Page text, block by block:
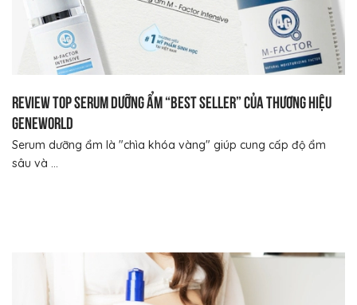
Review top serum dưỡng ẩm “best seller” của thương hiệu
Geneworld
Serum dưỡng ẩm là "chìa khóa vàng" giúp cung cấp độ ẩm
sâu và ...